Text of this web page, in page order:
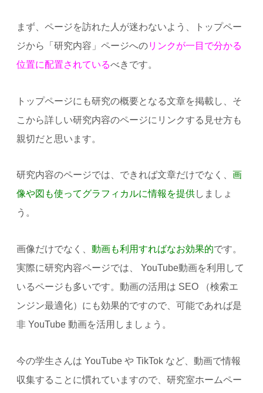
まず、ページを訪れた人が迷わないよう、トップペー
ジから「研究内容」ページへのリンクが一目で分かる
位置に配置されているべきです。
トップページにも研究の概要となる文章を掲載し、そ
こから詳しい研究内容のページにリンクする見せ方も
親切だと思います。
研究内容のページでは、できれば文章だけでなく、 画
像や図も使ってグラフィカルに情報を提供しましょ
う。
画像だけでなく、 動画も利用すればなお効果的です。
実際に研究内容ページでは、 YouTube動画を利用して
いるページも多いです。動画の活用は SEO （検索エ
ンジン最適化）にも効果的ですので、可能であれば是
非 YouTube 動画を活用しましょう。
今の学生さんは YouTube や TikTok など、動画で情報
収集することに慣れていますので、研究室ホームペー